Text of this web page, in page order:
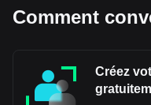
Comment
Créez